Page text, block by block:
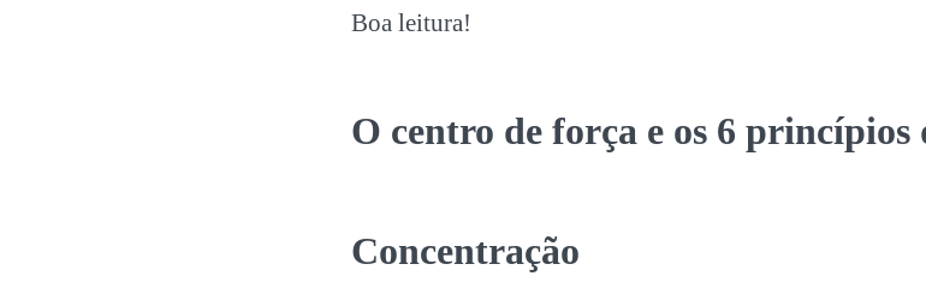
Boa leitura!
O centro de força e os 6 princípios
Concentração